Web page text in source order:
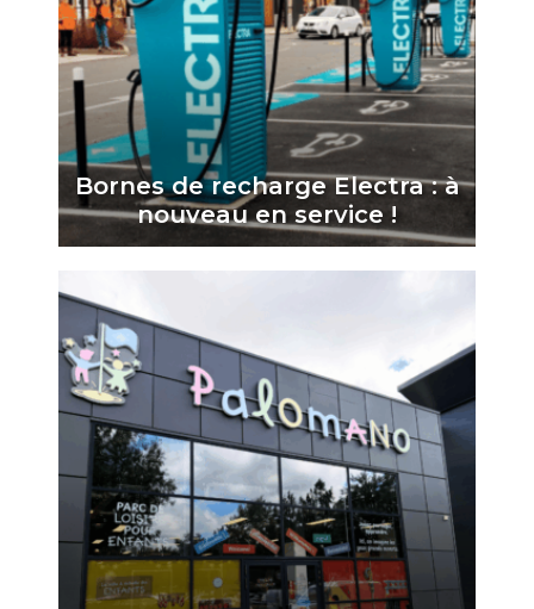
Bornes de recharge Electra : à
nouveau en service !